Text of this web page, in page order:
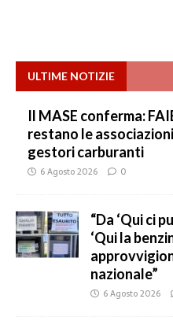
ULTIME NOTIZIE
Il MASE conferma:
restano le
gestori carburanti
6 Agosto 2026 0
“Da ‘Qui ci
‘Qui la
nazionale”
6 Agosto 2026